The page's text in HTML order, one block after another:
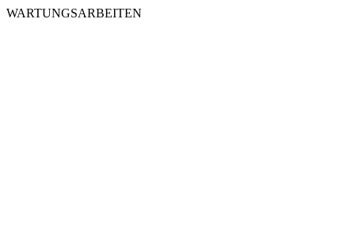
WARTUNGSARBEITEN